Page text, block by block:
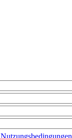
Nutzungsbedingungen